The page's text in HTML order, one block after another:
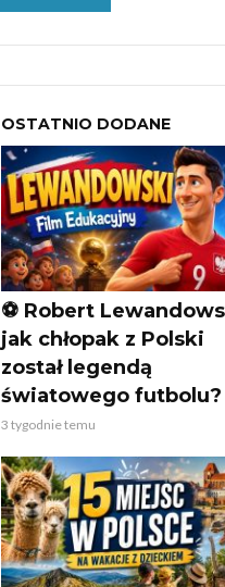
OSTATNIO DODANE
⚽ Robert
jak chłopak z Polski
został legendą
światowego futbolu?
3 tygodnie temu